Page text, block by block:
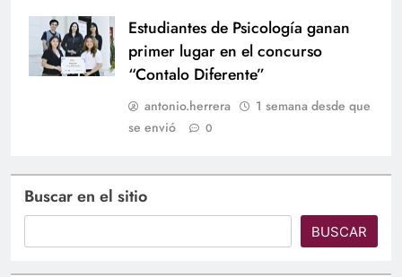
Estudiantes de Psicología ganan
primer lugar en el concurso
“Contalo Diferente”
antonio.herrera
1 semana desde que
se envió
0
Buscar en el sitio
BUSCAR